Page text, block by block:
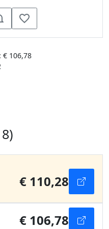
106,78
€ 110,28
€ 106,78